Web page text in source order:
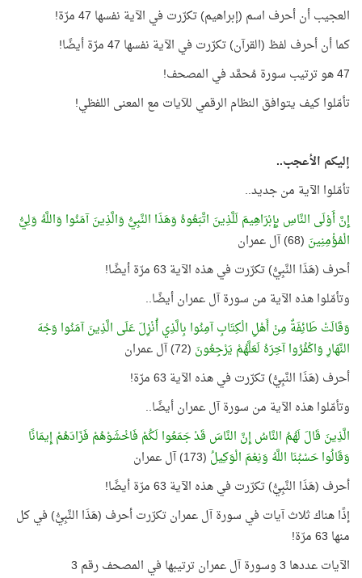
العجيب أن أحرف اسم (إبراهيم) تكرّرت في الآية نفسها 47 مرّة!
كما أن أحرف لفظ (القرآن) تكرّرت في الآية نفسها 47 مرّة أيضًا!
47 هو ترتيب سورة مُحمَّد في المصحف!
تأمّلوا كيف يتوافق النظام الرقمي للآيات مع المعنى اللفظي!
إليكم الأعجب..
تأمّلوا الآية من جديد..
إِنَّ أَوْلَى النَّاسِ بِإِبْرَاهِيمَ لَلَّذِينَ اتَّبَعُوهُ وَهَذَا النَّبِيُّ وَالَّذِينَ آمَنُوا وَاللَّهُ وَلِيُّ
الْمُؤْمِنِينَ (68) آل عمران
أحرف (هَذَا النَّبِيُّ) تكرّرت في هذه الآية 63 مرّة أيضًا!
وتأمّلوا هذه الآية من سورة آل عمران أيضًا..
وَقَالَتْ طَائِفَةٌ مِنْ أَهْلِ الْكِتَابِ آمِنُوا بِالَّذِي أُنْزِلَ عَلَى الَّذِينَ آمَنُوا وَجْهَ
النَّهَارِ وَاكْفُرُوا آخِرَهُ لَعَلَّهُمْ يَرْجِعُونَ (72) آل عمران
أحرف (هَذَا النَّبِيُّ) تكرّرت في هذه الآية 63 مرّة!
وتأمّلوا هذه الآية من سورة آل عمران أيضًا..
الَّذِينَ قَالَ لَهُمُ النَّاسُ إِنَّ النَّاسَ قَدْ جَمَعُوا لَكُمْ فَاخْشَوْهُمْ فَزَادَهُمْ إِيمَانًا
وَقَالُوا حَسْبُنَا اللَّهُ وَنِعْمَ الْوَكِيلُ (173) آل عمران
أحرف (هَذَا النَّبِيُّ) تكرّرت في هذه الآية 63 مرّة أيضًا!
إذًا هناك ثلاث آيات في سورة آل عمران تكرّرت أحرف (هَذَا النَّبِيُّ) في كل
منها 63 مرّة!
الآيات عددها 3 وسورة آل عمران ترتيبها في المصحف رقم 3